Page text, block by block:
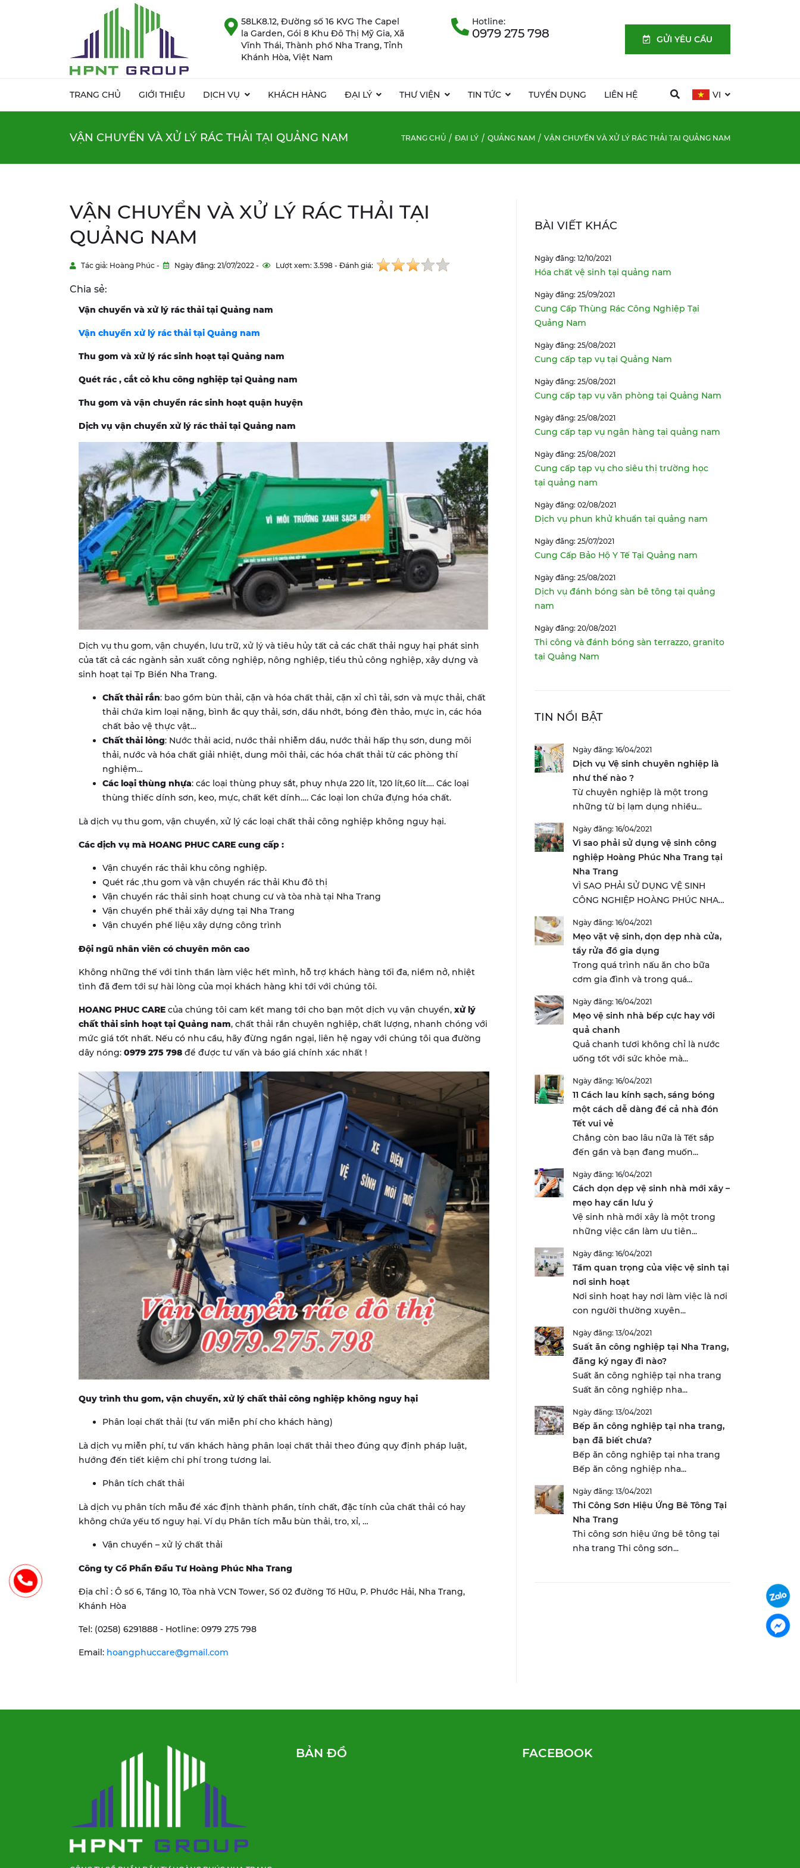
TRANG CHỦ GIỚI THIỆU DỊCH VỤ KHÁCH HÀNG ĐẠI LÝ THƯ VIỆN TIN TỨC TUYỂN DỤNG LIÊN HỆ VI
58LK8.12, Đường số 16 KVG The Capel
la Garden, Gói 8 Khu Đô Thị Mỹ Gia, Xã
Vĩnh Thái, Thành phố Nha Trang, Tỉnh
Khánh Hòa, Việt Nam
Hotline:
0979 275 798 GỬI YÊU CẦU
VẬN CHUYỂN VÀ XỬ LÝ RÁC THẢI TẠI QUẢNG NAM TRANG CHỦ ĐẠI LÝ QUẢNG NAM VẬN CHUYỂN VÀ XỬ LÝ RÁC THẢI TẠI QUẢNG NAM
VẬN CHUYỂN VÀ XỬ LÝ RÁC THẢI TẠI
QUẢNG NAM
Tác giả: Hoàng Phúc - Ngày đăng: 21/07/2022 - Lượt xem: 3.598 - Đánh giá:
Chia sẻ:
Vận chuyển và xử lý rác thải tại Quảng nam
Vận chuyển xử lý rác thải tại Quảng nam
Thu gom và xử lý rác sinh hoạt tại Quảng nam
Quét rác , cắt cỏ khu công nghiệp tại Quảng nam
Thu gom và vận chuyển rác sinh hoạt quận huyện
Dịch vụ vận chuyển xử lý rác thải tại Quảng nam
Dịch vụ thu gom, vận chuyển, lưu trữ, xử lý và tiêu hủy tất cả các chất thải nguy hại phát sinh
của tất cả các ngành sản xuất công nghiệp, nông nghiệp, tiểu thủ công nghiệp, xây dựng và
sinh hoạt tại Tp Biển Nha Trang.
Chất thải rắn: bao gồm bùn thải, cặn và hóa chất thải, cặn xỉ chì tải, sơn và mực thải, chất
thải chứa kim loại nặng, bình ắc quy thải, sơn, dầu nhớt, bóng đèn thảo, mực in, các hóa
chất bảo vệ thực vật…
Chất thải lỏng: Nước thải acid, nước thải nhiễm dầu, nước thải hấp thụ sơn, dung môi
thải, nước và hóa chất giải nhiệt, dung môi thải, các hóa chất thải từ các phòng thí
nghiệm…
Các loại thùng nhựa: các loại thùng phuy sắt, phuy nhựa 220 lít, 120 lít,60 lít…. Các loại
thùng thiếc dính sơn, keo, mực, chất kết dính…. Các loại lon chứa đựng hóa chất.
Là dịch vụ thu gom, vận chuyển, xử lý các loại chất thải công nghiệp không nguy hại.
Các dịch vụ mà HOANG PHUC CARE cung cấp :
Vận chuyển rác thải khu công nghiệp.
Quét rác ,thu gom và vận chuyển rác thải Khu đô thị
Vận chuyển rác thải sinh hoạt chung cư và tòa nhà tại Nha Trang
Vận chuyển phế thải xây dựng tại Nha Trang
Vận chuyển phế liệu xây dựng công trình
Đội ngũ nhân viên có chuyên môn cao
Không những thế với tinh thần làm việc hết mình, hỗ trợ khách hàng tối đa, niềm nở, nhiệt
tình đã đem tới sự hài lòng của mọi khách hàng khi tới với chúng tôi.
HOANG PHUC CARE của chúng tôi cam kết mang tới cho bạn một dịch vụ vận chuyển, xử lý
chất thải sinh hoạt tại Quảng nam, chất thải rắn chuyên nghiệp, chất lượng, nhanh chóng với
mức giá tốt nhất. Nếu có nhu cầu, hãy đừng ngần ngại, liên hệ ngay với chúng tôi qua đường
dây nóng: 0979 275 798 để được tư vấn và báo giá chính xác nhất !
Quy trình thu gom, vận chuyển, xử lý chất thải công nghiệp không nguy hại
Phân loại chất thải (tư vấn miễn phí cho khách hàng)
Là dịch vụ miễn phí, tư vấn khách hàng phân loại chất thải theo đúng quy định pháp luật,
hướng đến tiết kiệm chi phí trong tương lai.
Phân tích chất thải
Là dịch vụ phân tích mẫu để xác định thành phần, tính chất, đặc tính của chất thải có hay
không chứa yếu tố nguy hại. Ví dụ Phân tích mẫu bùn thải, tro, xỉ, …
Vận chuyển – xử lý chất thải
Công ty Cổ Phần Đầu Tư Hoàng Phúc Nha Trang
Địa chỉ : Ô số 6, Tầng 10, Tòa nhà VCN Tower, Số 02 đường Tố Hữu, P. Phước Hải, Nha Trang,
Khánh Hòa
Tel: (0258) 6291888 - Hotline: 0979 275 798
Email: hoangphuccare@gmail.com
BÀI VIẾT KHÁC
Ngày đăng: 12/10/2021
Hóa chất vệ sinh tại quảng nam
Ngày đăng: 25/09/2021
Cung Cấp Thùng Rác Công Nghiệp Tại
Quảng Nam
Ngày đăng: 25/08/2021
Cung cấp tạp vụ tại Quảng Nam
Ngày đăng: 25/08/2021
Cung cấp tạp vụ văn phòng tại Quảng Nam
Ngày đăng: 25/08/2021
Cung cấp tạp vụ ngân hàng tại quảng nam
Ngày đăng: 25/08/2021
Cung cấp tạp vụ cho siêu thị trường học
tại quảng nam
Ngày đăng: 02/08/2021
Dịch vụ phun khử khuẩn tại quảng nam
Ngày đăng: 25/07/2021
Cung Cấp Bảo Hộ Y Tế Tại Quảng nam
Ngày đăng: 25/08/2021
Dịch vụ đánh bóng sàn bê tông tại quảng
nam
Ngày đăng: 20/08/2021
Thi công và đánh bóng sàn terrazzo, granito
tại Quảng Nam
TIN NỔI BẬT
Ngày đăng: 16/04/2021
Dịch vụ Vệ sinh chuyên nghiệp là
như thế nào ?
Từ chuyên nghiệp là một trong
những từ bị lạm dụng nhiều...
Ngày đăng: 16/04/2021
Vì sao phải sử dụng vệ sinh công
nghiệp Hoàng Phúc Nha Trang tại
Nha Trang
VÌ SAO PHẢI SỬ DỤNG VỆ SINH
CÔNG NGHIỆP HOÀNG PHÚC NHA
Ngày đăng: 16/04/2021
Mẹo vặt vệ sinh, dọn dẹp nhà cửa,
tẩy rửa đồ gia dụng
Trong quá trình nấu ăn cho bữa
cơm gia đình và trong quá...
Ngày đăng: 16/04/2021
Mẹo vệ sinh nhà bếp cực hay với
quả chanh
Quả chanh tươi không chỉ là nước
uống tốt với sức khỏe mà...
Ngày đăng: 16/04/2021
11 Cách lau kính sạch, sáng bóng
một cách dễ dàng để cả nhà đón
Tết vui vẻ
Chẳng còn bao lâu nữa là Tết sắp
đến gần và bạn đang muốn...
Ngày đăng: 16/04/2021
Cách dọn dẹp vệ sinh nhà mới xây –
mẹo hay cần lưu ý
Vệ sinh nhà mới xây là một trong
những việc cần làm ưu tiên...
Ngày đăng: 16/04/2021
Tầm quan trọng của việc vệ sinh tại
nơi sinh hoạt
Nơi sinh hoạt hay nơi làm việc là nơi
con người thường xuyên...
Ngày đăng: 13/04/2021
Suất ăn công nghiệp tại Nha Trang,
đăng ký ngay đi nào?
Suất ăn công nghiệp tại nha trang
Suất ăn công nghiệp nha...
Ngày đăng: 13/04/2021
Bếp ăn công nghiệp tại nha trang,
bạn đã biết chưa?
Bếp ăn công nghiệp tại nha trang
Bếp ăn công nghiệp nha...
Ngày đăng: 13/04/2021
Thi Công Sơn Hiệu Ứng Bê Tông Tại
Nha Trang
Thi công sơn hiệu ứng bê tông tại
nha trang Thi công sơn...
BẢN ĐỒ FACEBOOK